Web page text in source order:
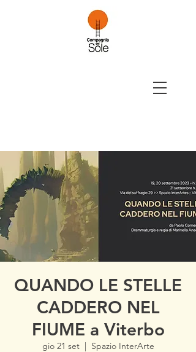
QUANDO LE STELLE
CADDERO NEL
FIUME a Viterbo
gio 21 set
  |
Spazio InterArte